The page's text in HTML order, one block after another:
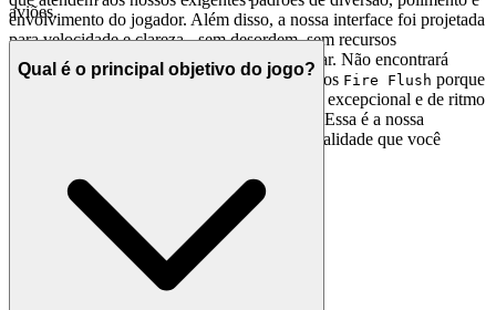
envolvimento do jogador. Além disso, a nossa interface foi projetada
para velocidade e clareza - sem desordem, sem recursos
desnecessários, apenas o jogo que deseja jogar. Não encontrará
milhares de jogos clonados aqui. Apresentamos Fire Flush porque
acreditamos que é uma experiência de arcade excepcional e de ritmo
acelerado que vale o seu tempo e habilidade. Essa é a nossa
promessa curatorial: menos ruído, mais da qualidade que você
aviões.
Qual é o principal objetivo do jogo?